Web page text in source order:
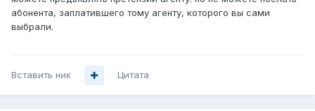
абонента, заплатившего тому агенту, которого вы сами
выбрали.
Вставить ник Цитата